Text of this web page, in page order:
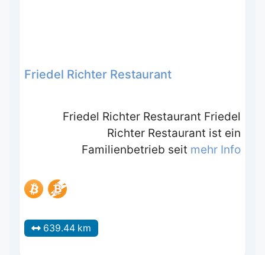
Friedel Richter Restaurant
Friedel Richter Restaurant Friedel
Richter Restaurant ist ein
Familienbetrieb seit mehr Info
639.44 km